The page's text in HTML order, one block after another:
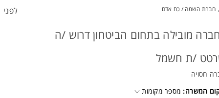
מסובסדות ע"י החברה
לנשים וגברים כאחד המשרה מיועדת לנשים ולגברים כאחד.
חברת השמה / כח אדם לפני 1 שעות
מובילה בתחום הביטחון דרוש /ה
/ת חשמל
חסויה
המשרה: מספר מקומות